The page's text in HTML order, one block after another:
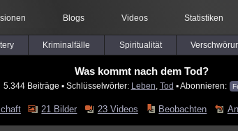
Blogs Videos Statistiken
Kriminalfälle Spiritualität
Was kommt nach dem Tod?
5.344 Beiträge ▪ Schlüsselwörter: Leben Tod ▪ Abonnieren:
21 Bilder 23 Videos Beobachten